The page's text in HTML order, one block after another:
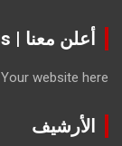
أعلن معنا | Advertise with us
Your website here
الأرشيف